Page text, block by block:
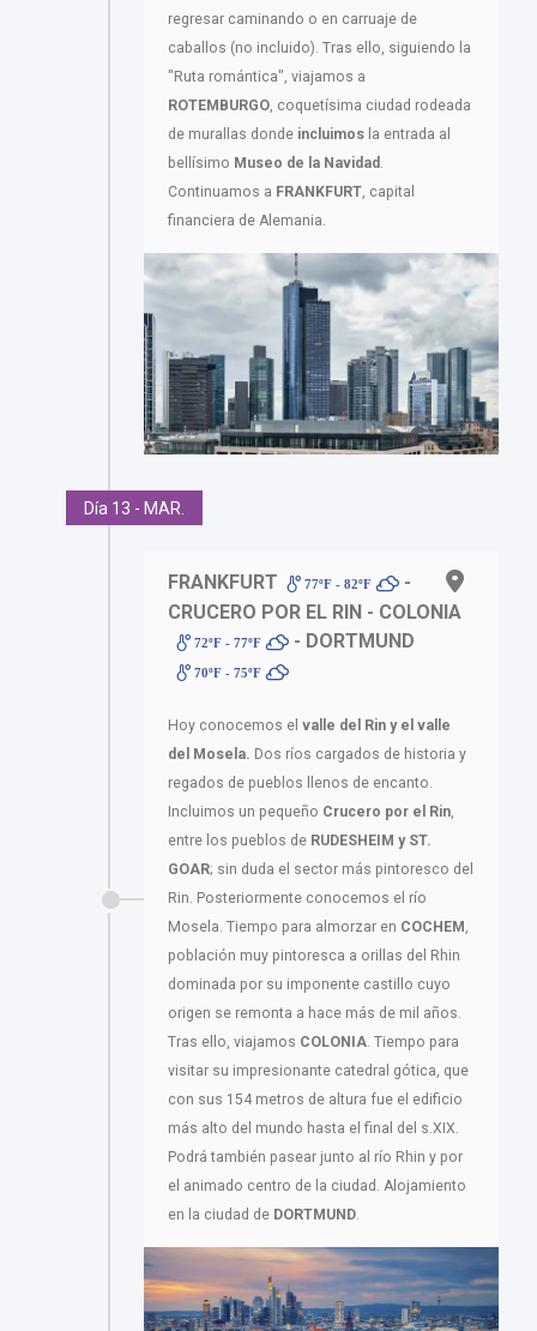
regresar caminando o en carruaje de
caballos (no incluido). Tras ello, siguiendo la
"Ruta romántica", viajamos a
ROTEMBURGO , coquetísima ciudad rodeada
de murallas donde incluimos la entrada al
bellísimo Museo de la Navidad
Continuamos a FRANKFURT , capital
financiera de Alemania.
Día 13 - MAR.
FRANKFURT 77ºF - 82ºF
-
CRUCERO POR EL RIN - COLONIA
72ºF - 77ºF - DORTMUND
70ºF - 75ºF
Hoy conocemos el valle del Rin y el valle
del Mosela. Dos ríos cargados de historia y
regados de pueblos llenos de encanto.
Incluimos un pequeño Crucero por el Rin
entre los pueblos de RUDESHEIM y ST.
GOAR; sin duda el sector más pintoresco del
Rin. Posteriormente conocemos el río
Mosela. Tiempo para almorzar en COCHEM
población muy pintoresca a orillas del Rhin
dominada por su imponente castillo cuyo
origen se remonta a hace más de mil años.
Tras ello, viajamos COLONIA . Tiempo para
visitar su impresionante catedral gótica, que
con sus 154 metros de altura fue el edificio
más alto del mundo hasta el final del s.XIX.
Podrá también pasear junto al río Rhin y por
el animado centro de la ciudad. Alojamiento
en la ciudad de DORTMUND